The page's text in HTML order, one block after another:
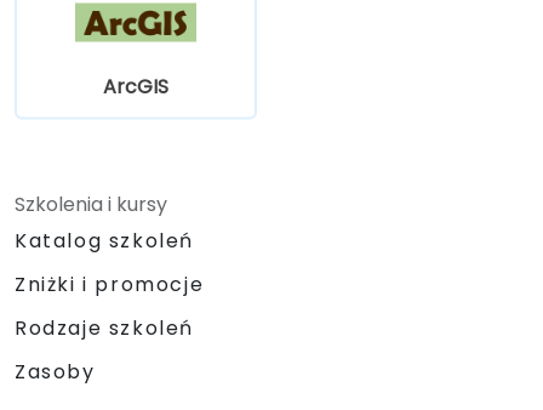
geoprzetwarzania oparte na Pythonie dla
ArcGIS i QGIS w celu usprawnienia zadań.
ArcGIS
Szkolenia i kursy
Katalog szkoleń
Zniżki i promocje
Rodzaje szkoleń
Zasoby